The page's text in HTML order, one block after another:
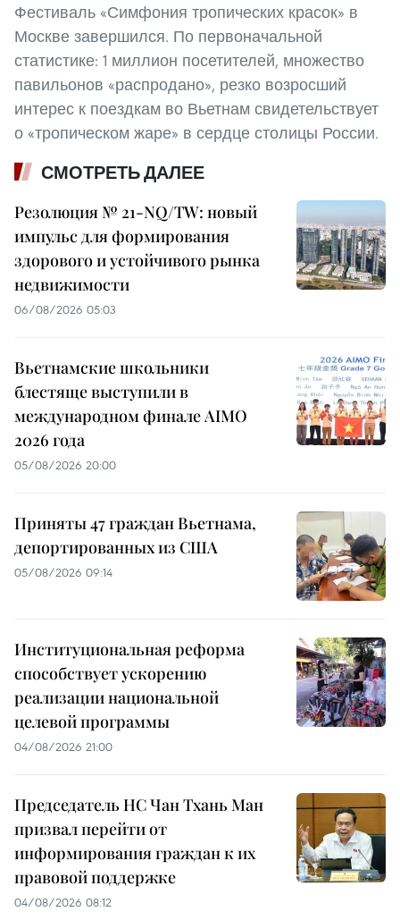
Фестиваль «Симфония тропических красок» в
Москве завершился. По первоначальной
статистике: 1 миллион посетителей, множество
павильонов «распродано», резко возросший
интерес к поездкам во Вьетнам свидетельствует
о «тропическом жаре» в сердце столицы России.
СМОТРЕТЬ ДАЛЕЕ
Резолюция № 21-NQ/TW: новый
импульс для формирования
здорового и устойчивого рынка
недвижимости
06/08/2026 05:03
Вьетнамские школьники
блестяще выступили в
международном финале AIMO
2026 года
05/08/2026 20:00
Приняты 47 граждан Вьетнама,
депортированных из США
05/08/2026 09:14
Институциональная реформа
способствует ускорению
реализации национальной
целевой программы
04/08/2026 21:00
Председатель НС Чан Тхань Ман
призвал перейти от
информирования граждан к их
правовой поддержке
04/08/2026 08:12